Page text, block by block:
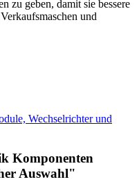
zu geben, damit sie bessere
und
Wechselrichter und
Komponenten
Auswahl"